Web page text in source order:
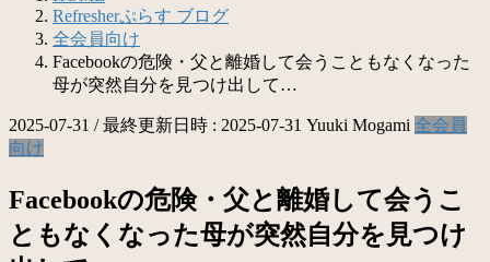
Refresherぷらす ブログ
全会員向け
Facebookの危険・父と離婚して会うこともなくなった
母が突然自分を見つけ出して…
2025-07-31 / 最終更新日時 : 2025-07-31 Yuuki Mogami 全会員
向け
Facebookの危険・父と離婚して会うこ
ともなくなった母が突然自分を見つけ